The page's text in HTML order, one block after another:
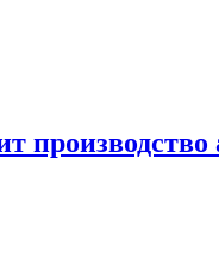
производство